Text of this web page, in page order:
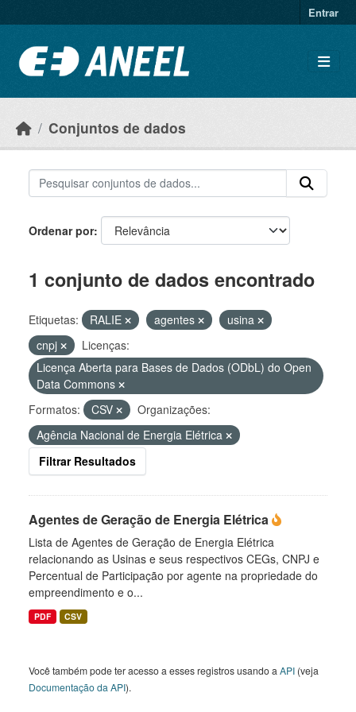
Entrar
Conjuntos de dados
Ordenar por
1 conjunto de dados encontrado
Etiquetas: RALIE agentes
usina
cnpj
Licenças:
Licença Aberta para Bases de Dados (ODbL) do Open
Data Commons
Formatos:
CSV
Organizações:
Agência Nacional de Energia Elétrica
Filtrar Resultados
Agentes de Geração de Energia Elétrica
Lista de Agentes de Geração de Energia Elétrica
relacionando as Usinas e seus respectivos CEGs, CNPJ e
Percentual de Participação por agente na propriedade do
empreendimento e o...
PDF CSV
Você também pode ter acesso a esses registros usando a API (veja
Documentação da API).